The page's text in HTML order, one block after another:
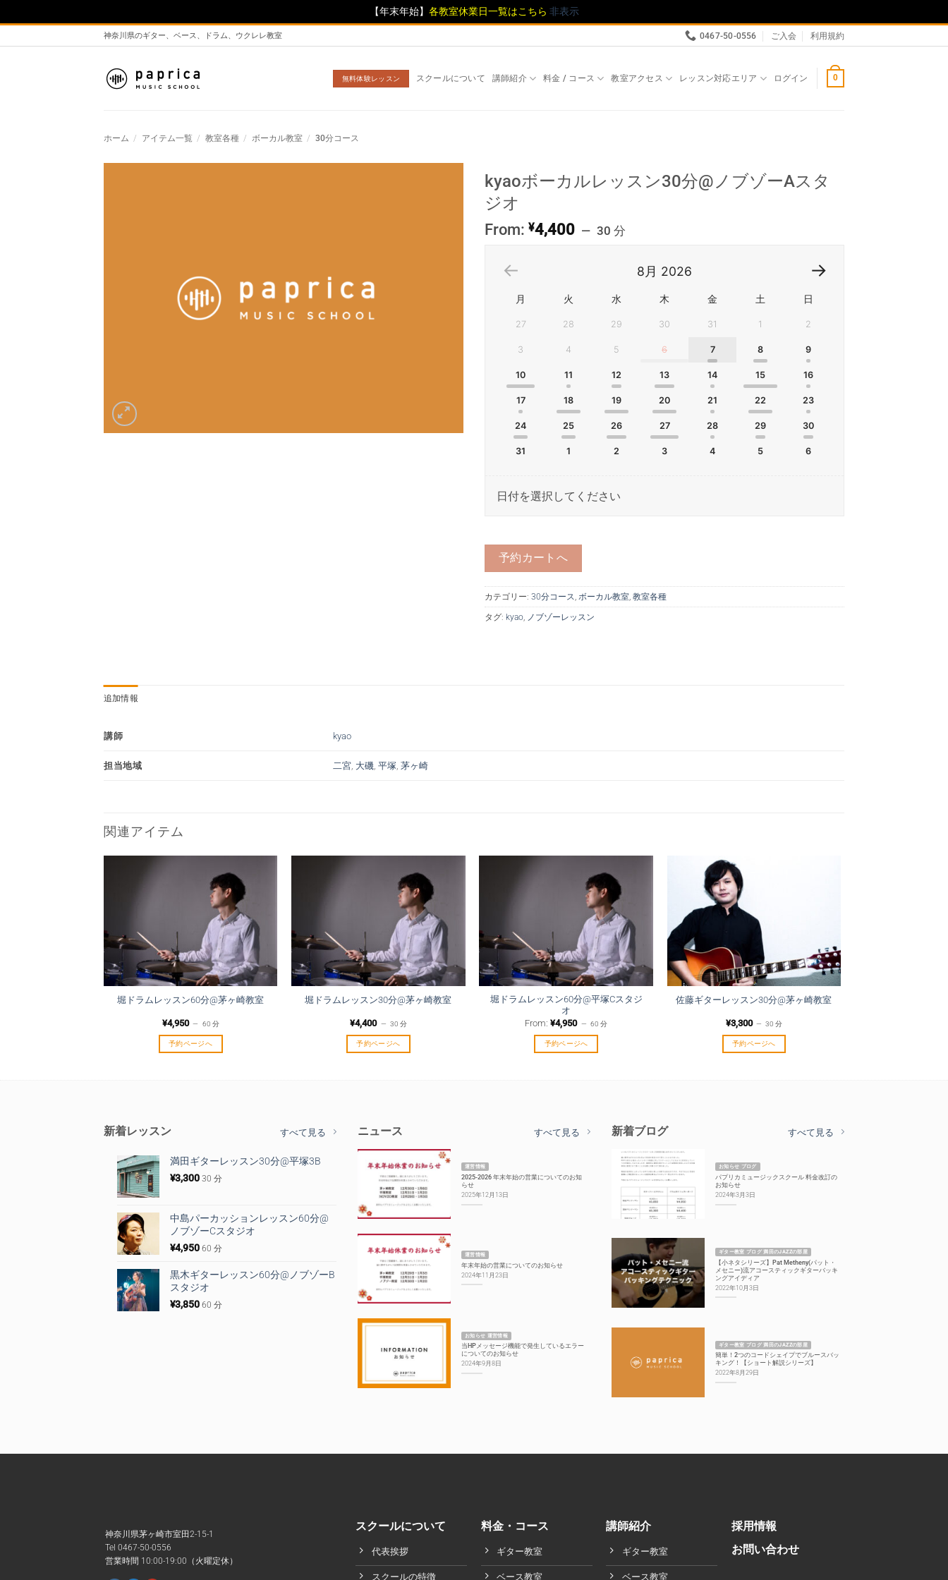
【年末年始】 各教室休業日一覧はこちら 非表示
神奈川県のギター、ベース、ドラム、ウクレレ教室 0467-50-0556 ご入会 利用規約
無料体験レッスン スクールについて 講師紹介 料金 / コース 教室アクセス レッスン対応エリア ログイン 0
ホーム / アイテム一覧 / 教室各種 / ボーカル教室 / 30分コース
kyaoボーカルレッスン30分@ノブゾーAスタ
ジオ
From: ¥4,400 30 分
8月 2026
月 火 水 木 金 土 日
27 28 29 30 31 1 2
3 4 5 6 7 8 9
10 11 12 13 14 15 16
17 18 19 20 21 22 23
24 25 26 27 28 29 30
31 1 2 3 4 5 6
日付を選択してください
予約カートへ
カテゴリー: 30分コース, ボーカル教室, 教室各種
タグ: kyao, ノブゾーレッスン
追加情報
講師 kyao
担当地域 二宮 大磯 ,平塚 ,茅ヶ崎
関連アイテム
堀ドラムレッスン60分@茅ヶ崎教室
¥4,950 60 分
予約ページへ
堀ドラムレッスン30分@茅ヶ崎教室
¥4,400 30 分
予約ページへ
堀ドラムレッスン60分@平塚Cスタジ
オ
From:¥4,950 60 分
予約ページへ
佐藤ギターレッスン30分@茅ヶ崎教室
¥3,300 30 分
予約ページへ
新着レッスン すべて見る
満田ギターレッスン30分@平塚3B
¥3,300 30 分
中島パーカッションレッスン60分@
ノブゾーCスタジオ
¥4,950 60 分
黒木ギターレッスン60分@ノブゾーB
スタジオ
¥3,850 60 分
ニュース すべて見る
運営情報
2025-2026 年末年始の営業についてのお知
らせ
2025年12月13日
運営情報
年末年始の営業についてのお知らせ
2024年11月23日
お知らせ 運営情報
当HPメッセージ機能で発生しているエラー
についてのお知らせ
2024年9月8日
新着ブログ すべて見る
お知らせ ブログ
パプリカミュージックスクール 料金改訂の
お知らせ
2024年3月3日
ギター教室 ブログ 満田のJAZZの部屋
【小ネタシリーズ】Pat Metheny(パット・
メセニー)流アコースティックギターバッキ
ングアイディア
2022年10月3日
ギター教室 ブログ 満田のJAZZの部屋
簡単！2つのコードシェイプでブルースバッ
キング！【ショート解説シリーズ】
2022年8月29日
神奈川県茅ヶ崎市室田2-15-1
Tel 0467-50-0556
営業時間 10:00-19:00（火曜定休）
スクールについて
代表挨拶
スクールの特徴
料金・コース
ギター教室
ベース教室
講師紹介
ギター教室
ベース教室
採用情報
お問い合わせ